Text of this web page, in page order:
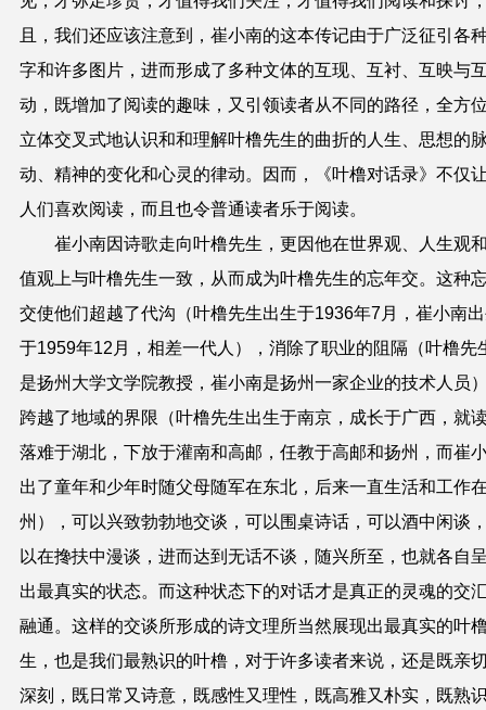
且，我们还应该注意到，崔小南的这本传记由于广泛征引各
字和许多图片，进而形成了多种文体的互现、互衬、互映与
动，既增加了阅读的趣味，又引领读者从不同的路径，全方
立体交叉式地认识和和理解叶橹先生的曲折的人生、思想的
动、精神的变化和心灵的律动。因而，《叶橹对话录》不仅
人们喜欢阅读，而且也令普通读者乐于阅读。
崔小南因诗歌走向叶橹先生，更因他在世界观、人生观
值观上与叶橹先生一致，从而成为叶橹先生的忘年交。这种
交使他们超越了代沟（叶橹先生出生于1936年7月，崔小南
于1959年12月，相差一代人），消除了职业的阻隔（叶橹先
是扬州大学文学院教授，崔小南是扬州一家企业的技术人员
跨越了地域的界限（叶橹先生出生于南京，成长于广西，就
落难于湖北，下放于灌南和高邮，任教于高邮和扬州，而崔
出了童年和少年时随父母随军在东北，后来一直生活和工作
州），可以兴致勃勃地交谈，可以围桌诗话，可以酒中闲谈
以在搀扶中漫谈，进而达到无话不谈，随兴所至，也就各自
出最真实的状态。而这种状态下的对话才是真正的灵魂的交
融通。这样的交谈所形成的诗文理所当然展现出最真实的叶
生，也是我们最熟识的叶橹，对于许多读者来说，还是既亲
深刻，既日常又诗意，既感性又理性，既高雅又朴实，既熟